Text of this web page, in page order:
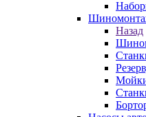
Назад